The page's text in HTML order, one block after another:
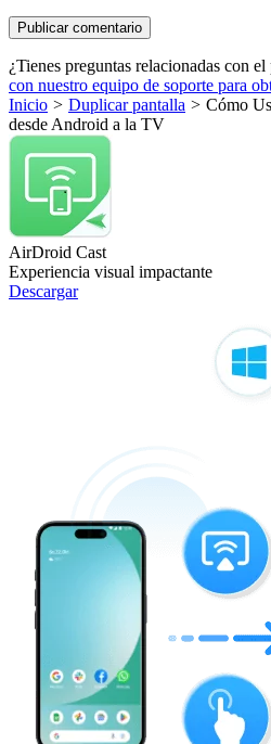
¿Tienes preguntas relacionadas con
con nuestro equipo de soporte para
Inicio > Duplicar pantalla > Cómo
desde Android a la TV
AirDroid Cast
Experiencia visual impactante
Descargar